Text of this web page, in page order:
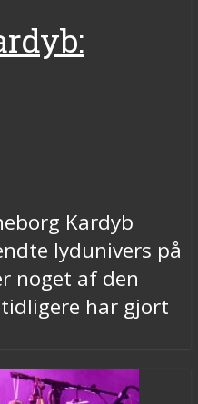
Kardyb
lydunivers på
noget af den
har gjort